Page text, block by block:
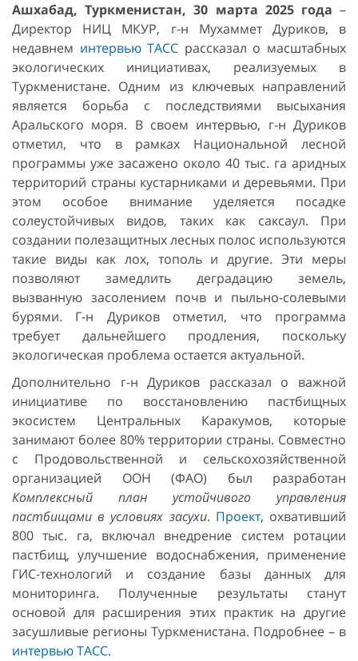
Ашхабад, Туркменистан, 30 марта 2025 года –
Директор НИЦ МКУР, г-н Мухаммет Дуриков, в
недавнем интервью ТАСС рассказал о масштабных
экологических инициативах, реализуемых в
Туркменистане. Одним из ключевых направлений
является борьба с последствиями высыхания
Аральского моря. В своем интервью, г-н Дуриков
отметил, что в рамках Национальной лесной
программы уже засажено около 40 тыс. га аридных
территорий страны кустарниками и деревьями. При
этом особое внимание уделяется посадке
солеустойчивых видов, таких как саксаул. При
создании полезащитных лесных полос используются
такие виды как лох, тополь и другие. Эти меры
позволяют замедлить деградацию земель,
вызванную засолением почв и пыльно-солевыми
бурями. Г-н Дуриков отметил, что программа
требует дальнейшего продления, поскольку
экологическая проблема остается актуальной.
Дополнительно г-н Дуриков рассказал о важной
инициативе по восстановлению пастбищных
экосистем Центральных Каракумов, которые
занимают более 80% территории страны. Совместно
с Продовольственной и сельскохозяйственной
организацией ООН (ФАО) был разработан
Комплексный план устойчивого управления
пастбищами в условиях засухи. Проект, охвативший
800 тыс. га, включал внедрение систем ротации
пастбищ, улучшение водоснабжения, применение
ГИС-технологий и создание базы данных для
мониторинга. Полученные результаты станут
основой для расширения этих практик на другие
засушливые регионы Туркменистана. Подробнее – в
интервью ТАСС.